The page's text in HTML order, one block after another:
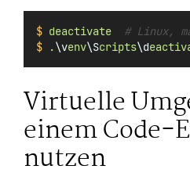
$ deactivate
# Linux,
$
.\venv\Scripts\d
Virtuelle
einem Code-
nutzen